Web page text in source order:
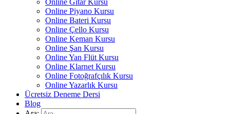
Online Gitar Kursu
Online Piyano Kursu
Online Bateri Kursu
Online Çello Kursu
Online Keman Kursu
Online Şan Kursu
Online Yan Flüt Kursu
Online Klarnet Kursu
Online Fotoğrafçılık Kursu
Online Yazarlık Kursu
Ücretsiz Deneme Dersi
Blog